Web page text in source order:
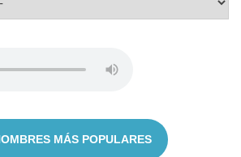
MÁS POPULARES